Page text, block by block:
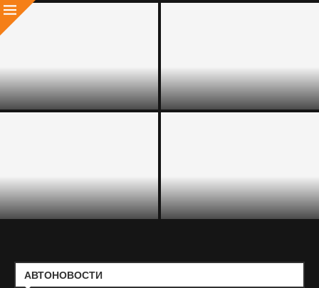
ГИБРИДНЫЙ TANK 400:
НАЧАЛИСЬ ПРОДАЖИ В
РОССИИ
ВОЗВРАЩЕНИЕ В КАЛЕНДАРЬ
ЛЕГЕНДАРНОГО ЭТАПА ГРАН
ПРИ
ГИБРИД NISSAN QASHQAI E-
POWER ПОКАЗАЛ РЕКОРДНУЮ
ДАЛЬНОБОЙНОСТЬ
ЭКСПЕРТ РАССКАЗАЛ ОБ
ИЗМЕНЕНИИ СТРУКТУРЫ
ПАРКА ТАКСИ В РФ
АВТОНОВОСТИ